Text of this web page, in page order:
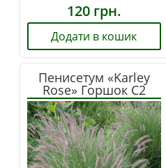
120грн.
Додати в кошик
Пенисетум «Karley
Rose» Горшок С2